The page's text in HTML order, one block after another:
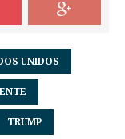
UNIDOS
TRUMP